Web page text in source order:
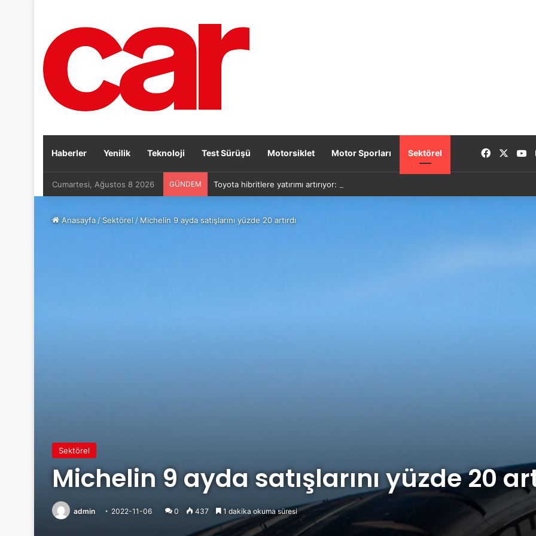
Haberler Yenilik Teknoloji Test Sürüşü Motorsiklet Motor Sporları Sektörel Facebook
Cumartesi, Ağustos 8 2026 GÜNDEM Toyota hibritlere yatırımı artırıyor: Yeni nesil bataryalar 2027’de geliyor
Anasayfa / Sektörel /Michelin 9 ayda satışlarını yüzde 20 artırdı
Sektörel
Michelin 9 ayda satışlarını yüzde 20
admin 2022-11-06 0 437 1 dakika okuma süresi